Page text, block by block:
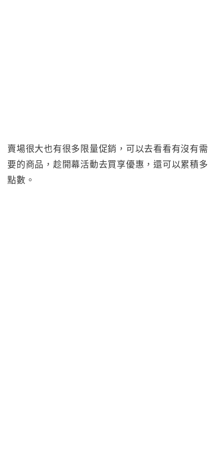
賣場很大也有很多限量促銷，可以去看看有沒有需
要的商品，趁開幕活動去買享優惠，還可以累積多
點數。